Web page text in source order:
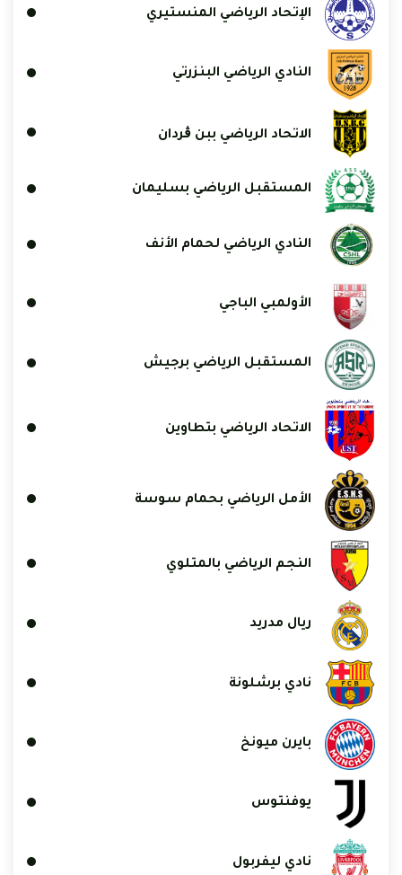
الإتحاد الرياضي المنستيري
النادي الرياضي البنزرتي
الاتحاد الرياضي ببن ڨردان
المستقبل الرياضي بسليمان
النادي الرياضي لحمام الأنف
الأولمبي الباجي
المستقبل الرياضي برجيش
الاتحاد الرياضي بتطاوين
الأمل الرياضي بحمام سوسة
النجم الرياضي بالمتلوي
ريال مدريد
نادي برشلونة
بايرن ميونخ
يوفنتوس
نادي ليفربول